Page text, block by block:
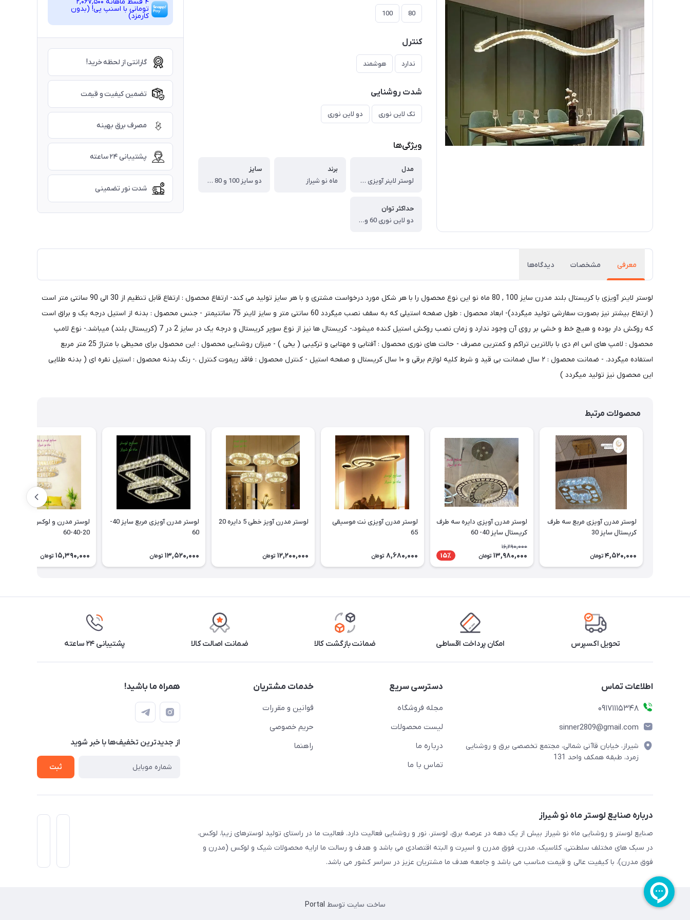
80
100
کنترل
ندارد هوشمند
شدت روشنایی
تک لاین نوری دو لاین نوری
ویژگی‌ها
مدل
لوستر لاینر آویزی موج ( با کریستال بلند)
برند
ماه نو شیراز
سایز
دو سایز 100 و 80 سانتیمتر
حداکثر توان
دو لاین نوری 60 وات
تومانی با اسنپ ‌پی! (بدون
کارمزد)
گارانتی از لحظه خرید!
تضمین کیفیت و قیمت
مصرف برق بهینه
پشتیبانی ۲۴ ساعته
شدت نور تضمینی
معرفی مشخصات دیدگاه‌ها
لوستر لاینر آویزی با کریستال بلند مدرن سایز 100 , 80 ماه نو این نوع محصول را با هر شکل مورد درخواست مشتری و با هر سایز تولید می کند- ارتفاع محصول : ارتفاع قابل تنظیم از 30 الی 90 سانتی متر است
( ارتفاع بیشتر نیز بصورت سفارشی تولید میگردد)- ابعاد محصول : طول صفحه استیلی که به سقف نصب میگردد 60 سانتی متر و سایز لاینر 75 سانتیمتر - جنس محصول : بدنه از استیل درجه یک و براق است
که روکش دار بوده و هیچ خط و خشی بر روی آن وجود ندارد و زمان نصب روکش استیل کنده میشود.- کریستال ها نیز از نوع سوپر کریستال و درجه یک در سایز 2 در 7 (کریستال بلند) میباشد.- نوع لامپ
محصول : لامپ های اس ام دی با بالاترین تراکم و کمترین مصرف - حالت های نوری محصول : آفتابی و مهتابی و ترکیبی ( یخی ) - میزان روشنایی محصول : این محصول برای محیطی با متراژ 25 متر مربع
استفاده میگردد. - ضمانت محصول : ۲ سال ضمانت بی قید و شرط کلیه لوازم برقی و ۱۰ سال کریستال و صفحه استیل - کنترل محصول : فاقد ریموت کنترل .- رنگ بدنه محصول : استیل نقره ای ( بدنه طلایی
این محصول نیز تولید میگردد )
محصولات مرتبط
لوستر مدرن آویزی مربع سه طرف
کریستال سایز 30
4,520,000 تومان
لوستر مدرن آویزی دایره سه طرف
کریستال سایز 40- 60
16,290,000
13,980,000 تومان 15٪
لوستر مدرن آویزی نت موسیقی
65
8,680,000 تومان
لوستر مدرن آویز خطی 5 دایره 20
12,200,000 تومان
لوستر مدرن آویزی مربع سایز 40-
60
13,520,000 تومان
لوستر مدرن و لوکس آویز نیلوفر
20-40-60
15,390,000 تومان
تحویل اکسپرس امکان پرداخت اقساطی ضمانت بازگشت کالا ضمانت اصالت کالا پشتیبانی ۲۴ ساعته
اطلاعات تماس
09171115348
sinner2809@gmail.com
شیراز، خیابان قاآنی شمالی، مجتمع تخصصی برق و روشنایی
زمرد، طبقه همکف واحد 131
دسترسی سریع
مجله فروشگاه
لیست محصولات
درباره ما
تماس با ما
خدمات مشتریان
قوانین و مقررات
حریم خصوصی
راهنما
همراه ما باشید!
از جدید‌ترین تخفیف‌ها با‌ خبر شوید
ثبت
درباره صنایع لوستر ماه نو شیراز
صنایع لوستر و روشنایی ماه نو شیراز بیش از یک دهه در عرصه برق، لوستر، نور و روشنایی فعالیت دارد. فعالیت ما در راستای تولید لوسترهای زیبا، لوکس،
در سبک های مختلف سلطنتی، کلاسیک، مدرن، فوق مدرن و اسپرت و البته اقتصادی می باشد و هدف و رسالت ما ارایه محصولات شیک و لوکس (مدرن و
فوق مدرن)، با کیفیت عالی و قیمت مناسب می باشد و جامعه هدف ما مشتریان عزیز در سراسر کشور می باشد.
ساخت سایت توسط Portal